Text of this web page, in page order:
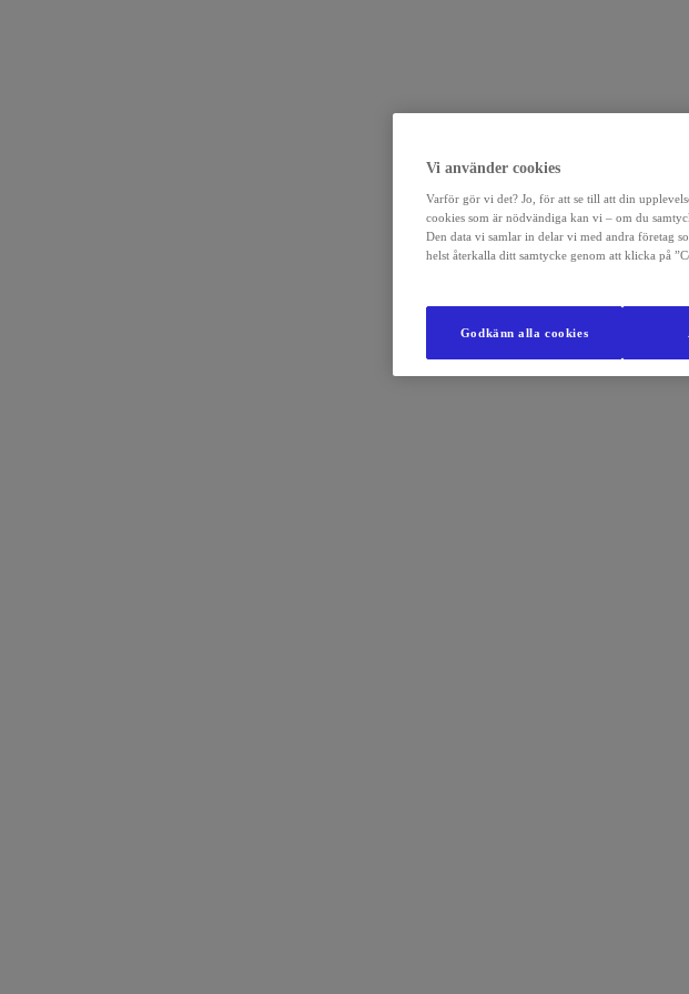
Vi använder cookies
Varför gör vi det? Jo, för att se till att din
cookies som är nödvändiga kan vi – om du
Den data vi samlar in delar vi med andra företag
helst återkalla ditt samtycke genom att klicka på
Godkänn alla cookies